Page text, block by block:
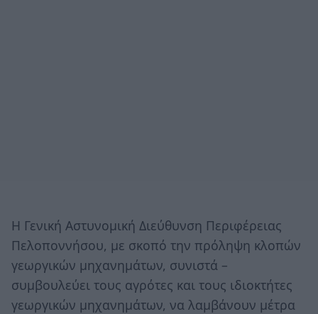
Η Γενική Αστυνομική Διεύθυνση Περιφέρειας
Πελοποννήσου, με σκοπό την πρόληψη κλοπών
γεωργικών μηχανημάτων, συνιστά –
συμβουλεύει τους αγρότες και τους ιδιοκτήτες
γεωργικών μηχανημάτων, να λαμβάνουν μέτρα